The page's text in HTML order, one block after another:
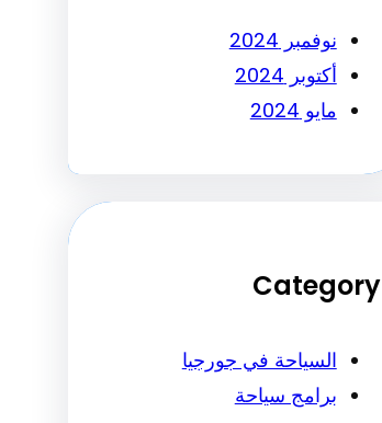
نوفمبر 2024
أكتوبر 2024
مايو 2024
Category
السياحة في جورجيا
برامج سياحة